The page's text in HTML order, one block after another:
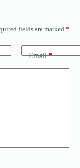
fields are marked *
Email*